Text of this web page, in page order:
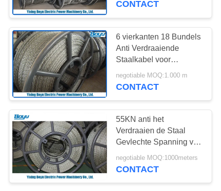
OM EEN
CITAAT
SITEMAP
PRIVACY
POLICY
CONTACT
6 vierkanten 18 Bundels
Anti Verdraaiende
Staalkabel voor
Transmissielijn het
Vastbinden
negotiable MOQ:1.000 m
CONTACT
55KN anti het
Verdraaien de Staal
Gevlechte Spanning van
de Kabelbreuk voor
Transmissielijn
negotiable MOQ:1000meters
CONTACT